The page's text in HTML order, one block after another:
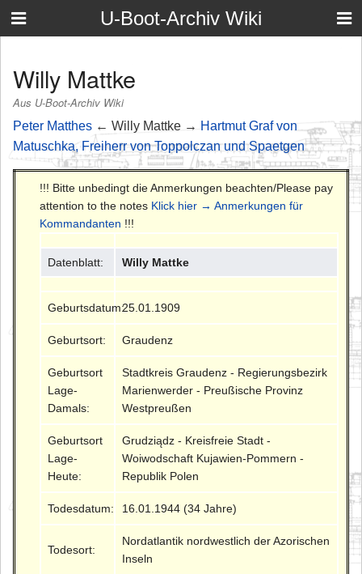
U-Boot-Archiv Wiki
Willy Mattke
Aus U-Boot-Archiv Wiki
Peter Matthes ← Willy Mattke → Hartmut Graf von
Matuschka, Freiherr von Toppolczan und Spaetgen
!!! Bitte unbedingt die Anmerkungen beachten/Please pay
attention to the notes Klick hier → Anmerkungen für
Kommandanten !!!
Datenblatt: Willy Mattke
Geburtsdatum:25.01.1909
Geburtsort: Graudenz
Geburtsort
Lage-
Damals:
Stadtkreis Graudenz - Regierungsbezirk
Marienwerder - Preußische Provinz
Westpreußen
Geburtsort
Lage-
Heute:
Grudziądz - Kreisfreie Stadt -
Woiwodschaft Kujawien-Pommern -
Republik Polen
Todesdatum: 16.01.1944 (34 Jahre)
Todesort:
Nordatlantik nordwestlich der Azorischen
Inseln